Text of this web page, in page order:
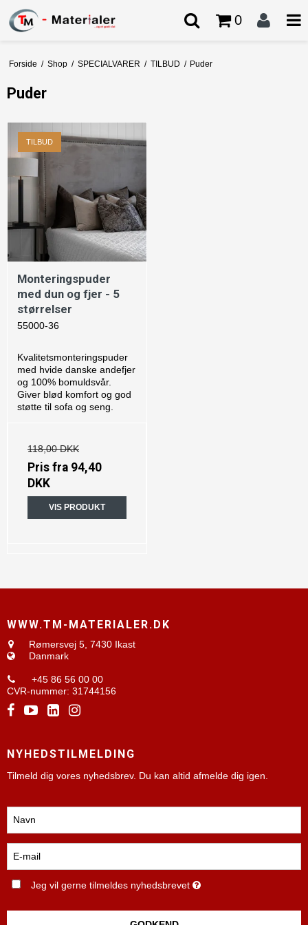
0
Forside / Shop / SPECIALVARER / TILBUD / Puder
Puder
TILBUD
Monteringspuder
med dun og fjer - 5
størrelser
55000-36
Kvalitetsmonteringspuder
med hvide danske andefjer
og 100% bomuldsvår.
Giver blød komfort og god
støtte til sofa og seng.
118,00 DKK
Pris fra 94,40
DKK
VIS PRODUKT
WWW.TM-MATERIALER.DK
Rømersvej 5, 7430 Ikast
Danmark
+45 86 56 00 00
CVR-nummer: 31744156
NYHEDSTILMELDING
Tilmeld dig vores nyhedsbrev. Du kan altid afmelde dig igen.
Jeg vil gerne tilmeldes nyhedsbrevet